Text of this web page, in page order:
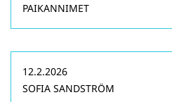
PAIKANNIMET
12.2.2026
SOFIA SANDSTRÖM